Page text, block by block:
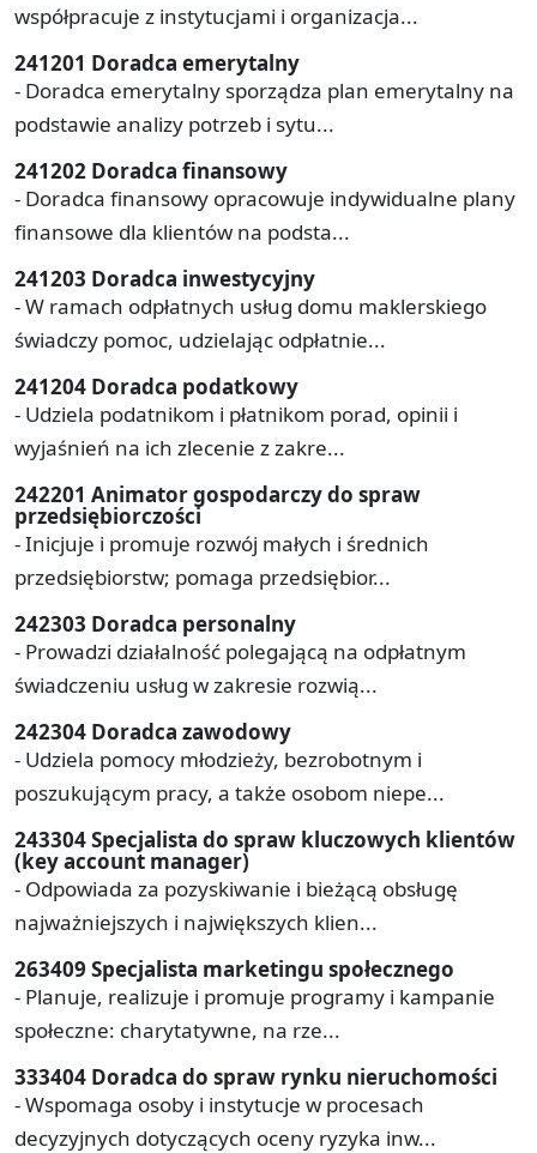
współpracuje z instytucjami i organizacja...
241201 Doradca emerytalny
- Doradca emerytalny sporządza plan emerytalny na
podstawie analizy potrzeb i sytu...
241202 Doradca finansowy
- Doradca finansowy opracowuje indywidualne plany
finansowe dla klientów na podsta...
241203 Doradca inwestycyjny
- W ramach odpłatnych usług domu maklerskiego
świadczy pomoc, udzielając odpłatnie...
241204 Doradca podatkowy
- Udziela podatnikom i płatnikom porad, opinii i
wyjaśnień na ich zlecenie z zakre...
242201 Animator gospodarczy do spraw
przedsiębiorczości
- Inicjuje i promuje rozwój małych i średnich
przedsiębiorstw; pomaga przedsiębior...
242303 Doradca personalny
- Prowadzi działalność polegającą na odpłatnym
świadczeniu usług w zakresie rozwią...
242304 Doradca zawodowy
- Udziela pomocy młodzieży, bezrobotnym i
poszukującym pracy, a także osobom niepe...
243304 Specjalista do spraw kluczowych klientów
(key account manager)
- Odpowiada za pozyskiwanie i bieżącą obsługę
najważniejszych i największych klien...
263409 Specjalista marketingu społecznego
- Planuje, realizuje i promuje programy i kampanie
społeczne: charytatywne, na rze...
333404 Doradca do spraw rynku nieruchomości
- Wspomaga osoby i instytucje w procesach
decyzyjnych dotyczących oceny ryzyka inw...